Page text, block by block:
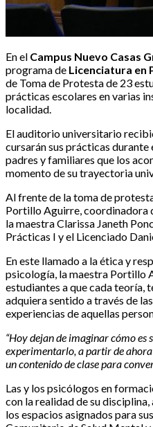
En el Campus Nuevo Casas
programa de Licenciatura en
de Toma de Protesta de 23
prácticas escolares en varias
localidad.
El auditorio universitario
cursarán sus prácticas durante
padres y familiares que los
momento de su trayectoria
Al frente de la toma de
Portillo Aguirre, coordinadora
la maestra Clarissa Janeth
Prácticas I y el Licenciado
En este llamado a la ética y
psicología, la maestra Portillo
estudiantes a que cada teoría,
adquiera sentido a través de
experiencias de aquellas
“Hoy dejan de imaginar cómo es
experimentarlo, a partir de
un contenido de clase para
Las y los psicólogos en
con la realidad de su
los espacios asignados para